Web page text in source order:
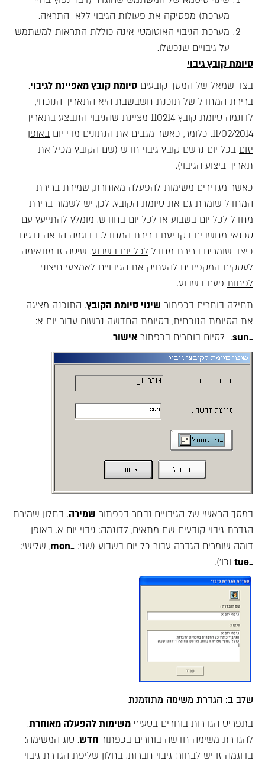
מערכת) מפסיקה את פעולות הגיבוי ללא התראה.
מערכת הגיבוי האוטומטי אינה כוללת התראות למשתמש
על גיבויים שנכשלו.
סיומת קובץ גיבוי
בצד שמאל של המסך קובעים סיומת קובץ מאפיינת לגיבוי.
ברירת המחדל של תוכנת חשבשבת היא התאריך הנוכחי,
לדוגמה סיומת קובץ 110214 מציינת שהגיבוי התבצע בתאריך
11/02/2014. כלומר, כאשר מגבים את הנתונים מדי יום
באופן
יזום בכל יום נרשם קובץ גיבוי חדש (שם הקובץ מכיל את
תאריך ביצוע הגיבוי).
כאשר מגדירים משימות להפעלה מאוחרת, שמירת ברירת
המחדל שומרת גם את סיומת הקובץ. לכן, יש לשמור ברירת
מחדל לכל יום בשבוע או לכל יום בחודש. מומלץ להתייעץ עם
טכנאי מחשבים בקביעת ברירת המחדל. בדוגמה הבאה נדגים
כיצד שומרים ברירת מחדל לכל יום בשבוע. שיטה זו מתאימה
לעסקים המקפידים להעתיק את הגיבויים לאמצעי חיצוני
לפחות פעם בשבוע.
תחילה בוחרים בכפתור שינוי סיומת הקובץ. התוכנה מציגה
את הסיומת הנוכחית, בסיומת החדשה נרשום עבור יום א:
_sun
. לסיום בוחרים בכפתור אישור.
במסך הראשי של הגיבויים נבחר בכפתור שמירה. בחלון שמירת
הגדרת גיבוי קובעים שם מתאים, לדוגמה: גיבוי יום א. באופן
דומה שומרים הגדרה עבור כל יום בשבוע (שני: _mon
, שלישי:
_tue
וכו').
שלב ב: הגדרת משימה מתוזמנת
בתפריט הגדרות בוחרים בסעיף משימות להפעלה מאוחרת.
להגדרת משימה חדשה בוחרים בכפתור חדש. סוג המשימה:
בדוגמה זו יש לבחור: גיבוי חברות. בחלון שליפת הגדרת גיבוי